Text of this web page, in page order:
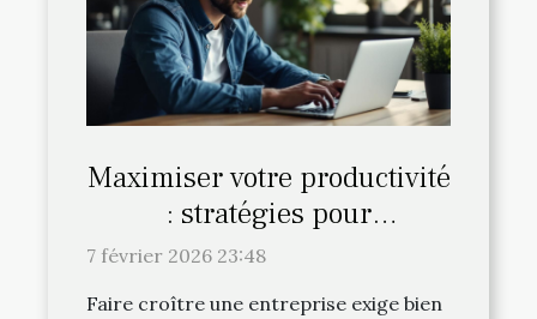
Maximiser votre productivité
: stratégies pour
entrepreneurs efficaces
7 février 2026 23:48
Faire croître une entreprise exige bien